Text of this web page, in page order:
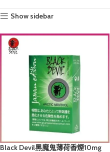
Show sidebar
Black Devil黑魔鬼薄荷香煙10mg